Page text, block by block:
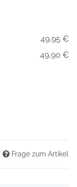
49,95 €
49,90 €
Frage zum Artikel